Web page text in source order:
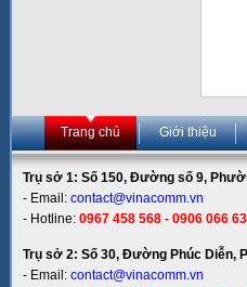
Trang chủ Giới thiệu
Trụ sở 1: Số 150, Đường số 9,
- Email: contact@vinacomm.vn
- Hotline: 0967 458 568 - 0906 066
Trụ sở 2: Số 30, Đường Phúc Diễn,
- Email: contact@vinacomm.vn